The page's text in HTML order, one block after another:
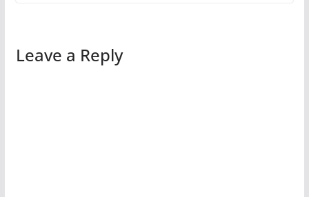
Leave a Reply